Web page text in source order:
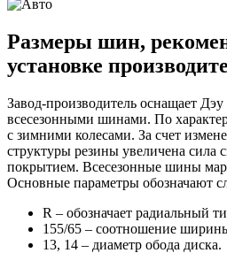
Размеры шин,
установке
Завод-производитель оснащает
всесезонными шинами. По
с зимними колесами. За счет
структуры резины увеличена сила
покрытием. Всесезонные шины
Основные параметры обозначают
R – обозначает радиальный
155/65 – соотношение
13, 14 – диаметр обода диска.